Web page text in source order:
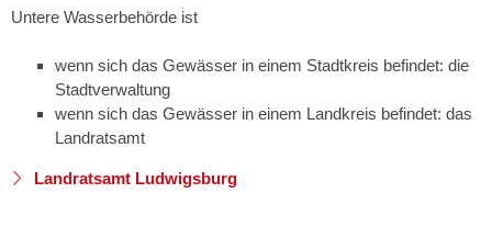
Untere Wasserbehörde ist
wenn sich das Gewässer in einem Stadtkreis befindet: die
Stadtverwaltung
wenn sich das Gewässer in einem Landkreis befindet: das
Landratsamt
Landratsamt Ludwigsburg